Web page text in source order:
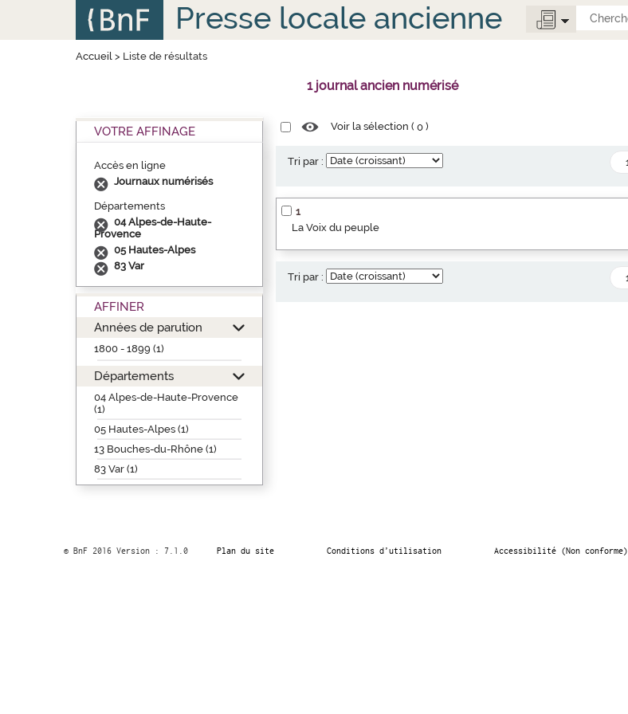
Presse locale ancienne
Accueil> Liste de résultats
1 journal ancien numérisé
VOTRE AFFINAGE
Accès en ligne
Journaux numérisés
Départements
04 Alpes-de-Haute-
Provence
05 Hautes-Alpes
83 Var
AFFINER
Années de parution
1800 - 1899 (1)
Départements
04 Alpes-de-Haute-Provence
(1)
05 Hautes-Alpes (1)
13 Bouches-du-Rhône (1)
83 Var (1)
Voir la sélection (0 )
Tri par :
1
La Voix du peuple
Tri par :
© BnF 2016 Version : 7.1.0 Plan du site Conditions d’utilisation Accessibilité (Non conforme)
Panneau de gestion des cookies